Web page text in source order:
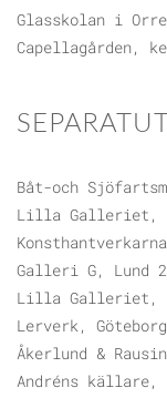
Glasskolan i
Capellagården,
Båt-och
Lilla Galleriet,
Galleri G, Lund
Lilla Galleriet,
Lerverk,
Åkerlund &
Andréns källare,